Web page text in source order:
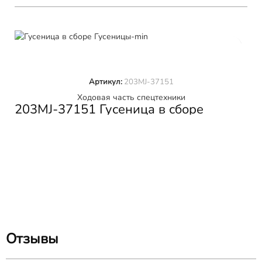
203MJ-37151 Гусеница в сборе
SHANTUI SD16
Ходовая часть спецтехники
Артикул: 203MJ-37151
Отзывы